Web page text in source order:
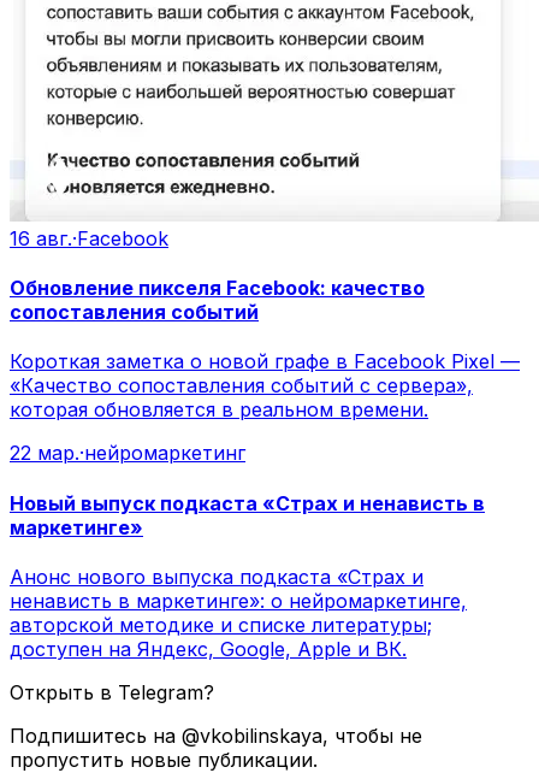
16 авг.·Facebook
Обновление пикселя Facebook: качество
сопоставления событий
Короткая заметка о новой графе в Facebook Pixel —
«Качество сопоставления событий с сервера»,
которая обновляется в реальном времени.
22 мар.·нейромаркетинг
Новый выпуск подкаста «Страх и ненависть в
маркетинге»
Анонс нового выпуска подкаста «Страх и
ненависть в маркетинге»: о нейромаркетинге,
авторской методике и списке литературы;
доступен на Яндекс, Google, Apple и ВК.
Открыть в Telegram?
Подпишитесь на @vkobilinskaya, чтобы не
пропустить новые публикации.